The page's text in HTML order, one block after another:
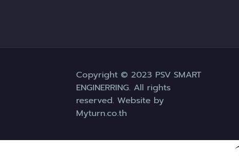
Copyright © 2023 PSV SMART
ENGINERRING. All rights
reserved. Website by
Myturn.co.th